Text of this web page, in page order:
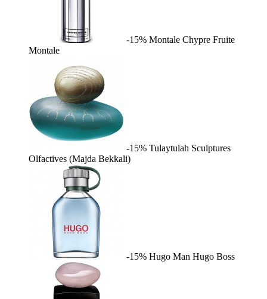
-15% Montale Chypre Fruite
Montale
-15% Tulaytulah Sculptures
Olfactives (Majda Bekkali)
-15% Hugo Man Hugo Boss